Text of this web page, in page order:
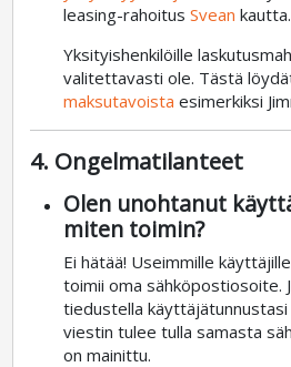
leasing-rahoitusSvean kautta.
Yksityishenkilöille
valitettavasti ole. Tästä
maksutavoista esimerkiksi
4. Ongelmatilanteet
Olen unohtanut
miten toimin?
Ei hätää! Useimmille
toimii oma sähköpostiosoite.
tiedustella
viestin tulee tulla samasta
on mainittu.